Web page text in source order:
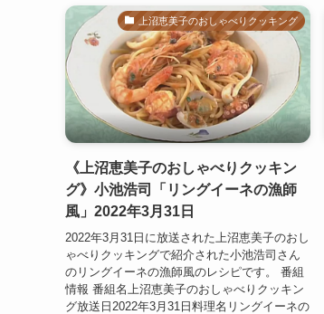
上沼恵美子のおしゃべりクッキング
《上沼恵美子のおしゃべりクッキン
グ》小池浩司「リングイーネの漁師
風」2022年3月31日
2022年3月31日に放送された上沼恵美子のおし
ゃべりクッキングで紹介された小池浩司さん
のリングイーネの漁師風のレシピです。 番組
情報 番組名上沼恵美子のおしゃべりクッキン
グ放送日2022年3月31日料理名リングイーネの